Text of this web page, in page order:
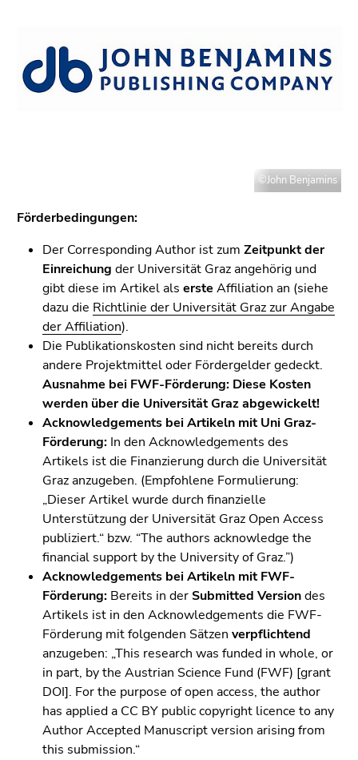
Link.
Zum
Inhalt
2)
Hauptnavigation
(Zugriffstaste
Zur
Unternavigation
(Zugriffstaste
den
Zusatzinformationen
(Zugriffstaste
den
Seiteneinstellungen
(Benutzer/Sprache)
(Zugriffstaste
8)
Zur
Suche
(Zugriffstaste
Förderbedingungen:
Der Corresponding Author ist zum Zeitpunkt der
Einreichung der Universität Graz angehörig und
gibt diese im Artikel als erste Affiliation an (siehe
dazu die Richtlinie der Universität Graz zur Angabe
der Affiliation).
Die Publikationskosten sind nicht bereits durch
andere Projektmittel oder Fördergelder gedeckt.
Ausnahme bei FWF-Förderung: Diese Kosten
werden über die Universität Graz abgewickelt!
Acknowledgements bei Artikeln mit Uni Graz-
Förderung: In den Acknowledgements des
Artikels ist die Finanzierung durch die Universität
Graz anzugeben. (Empfohlene Formulierung:
„Dieser Artikel wurde durch finanzielle
Unterstützung der Universität Graz Open Access
publiziert.“ bzw. “The authors acknowledge the
financial support by the University of Graz.”)
Acknowledgements bei Artikeln mit FWF-
Förderung: Bereits in derSubmitted Versiondes
Artikels ist in den Acknowledgements die FWF-
Förderung mit folgenden Sätzen verpflichtend
anzugeben: „This research was funded in whole, or
in part, by the Austrian Science Fund (FWF) [grant
DOI]. For the purpose of open access, the author
has applied a CC BY public copyright licence to any
Author Accepted Manuscript version arising from
this submission.“
©John Benjamins